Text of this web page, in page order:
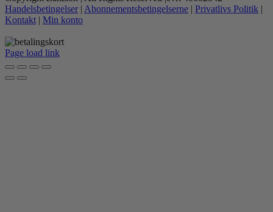
Handelsbetingelser | Abonnementsbetingelserne | Privatlivs Politik |
Kontakt | Min konto
Page load link